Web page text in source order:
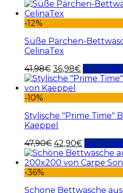
-12%
Süße Pärchen-
CelinaTex
41,98€ 36,98€ Auf
-10%
Stylische "Prime Time"
Kaeppel
47,90€ 42,90€ Auf
-36%
Schöne Bettwäsche